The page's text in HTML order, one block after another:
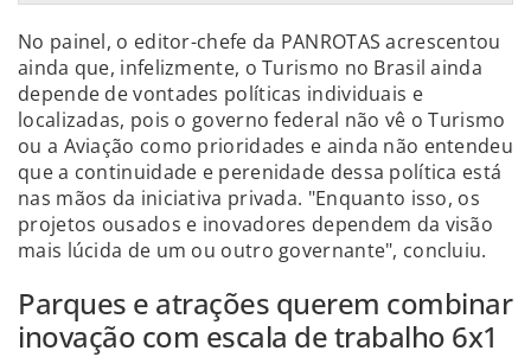
No painel, o editor-chefe da PANROTAS acrescentou
ainda que, infelizmente, o Turismo no Brasil ainda
depende de vontades políticas individuais e
localizadas, pois o governo federal não vê o Turismo
ou a Aviação como prioridades e ainda não entendeu
que a continuidade e perenidade dessa política está
nas mãos da iniciativa privada. "Enquanto isso, os
projetos ousados e inovadores dependem da visão
mais lúcida de um ou outro governante", concluiu.
Parques e atrações querem combinar
inovação com escala de trabalho 6x1